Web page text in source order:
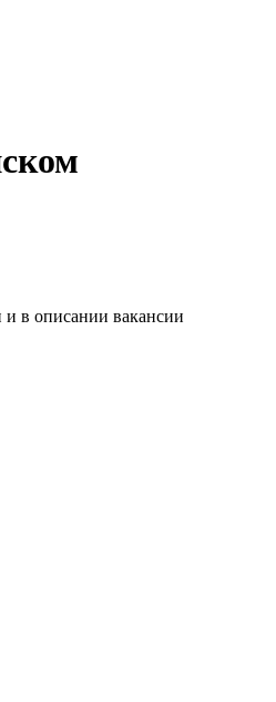
в описании вакансии